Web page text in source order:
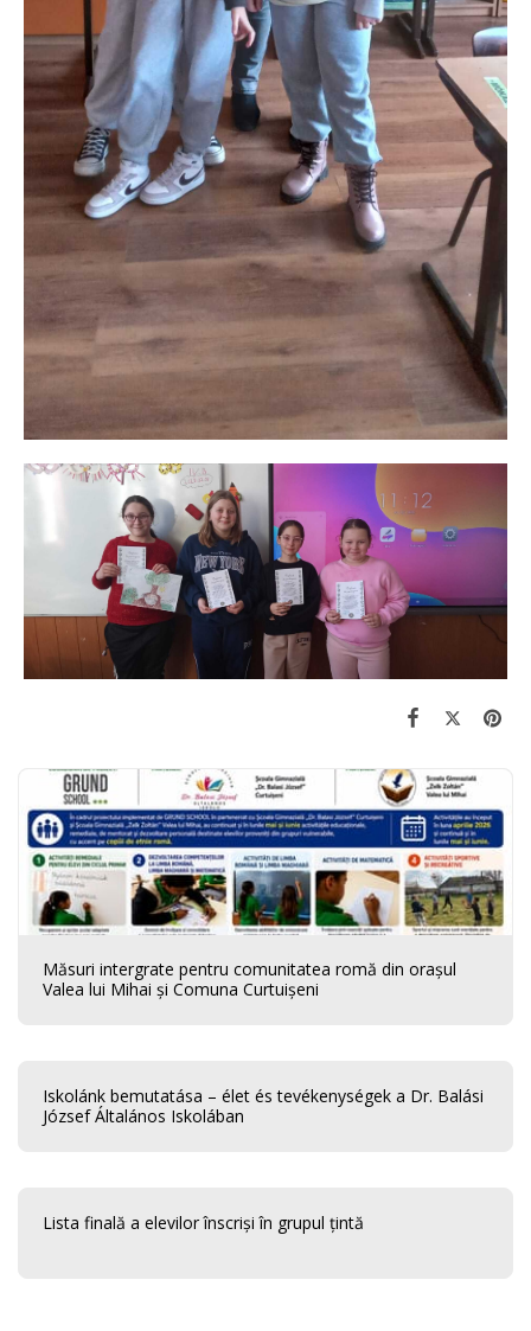
Măsuri intergrate pentru comunitatea romă din orașul
Valea lui Mihai și Comuna Curtuișeni
Iskolánk bemutatása – élet és tevékenységek a Dr. Balási
József Általános Iskolában
Lista finală a elevilor înscriși în grupul țintă